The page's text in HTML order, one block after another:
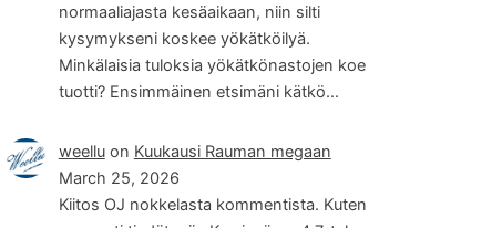
normaaliajasta kesäaikaan, niin silti
kysymykseni koskee yökätköilyä.
Minkälaisia tuloksia yökätkönastojen koe
tuotti? Ensimmäinen etsimäni kätkö…
weelluon Kuukausi Rauman megaan
March 25, 2026
Kiitos OJ nokkelasta kommentista. Kuten